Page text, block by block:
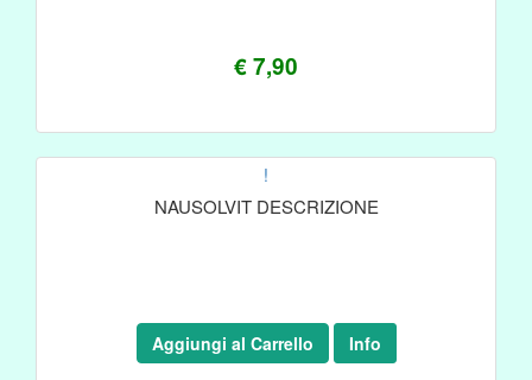
€ 7,90
!
NAUSOLVIT DESCRIZIONE
Aggiungi al Carrello Info